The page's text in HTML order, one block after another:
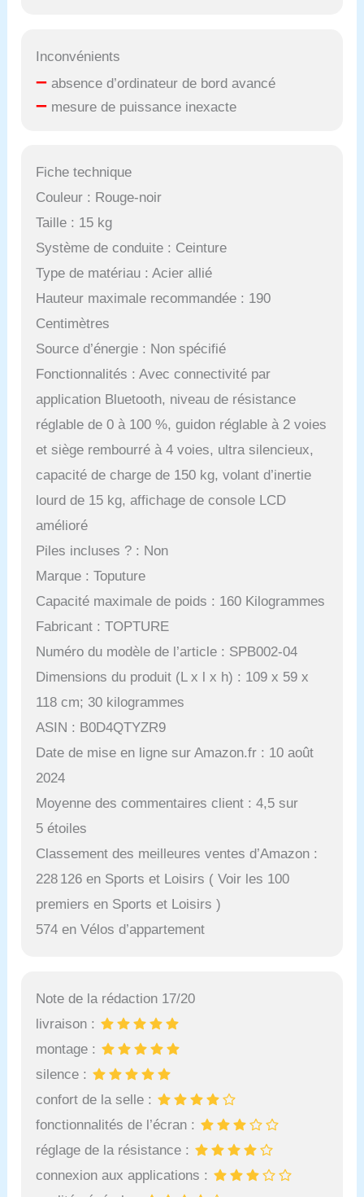
Inconvénients
– absence d’ordinateur de bord avancé
– mesure de puissance inexacte
Fiche technique
Couleur : Rouge-noir
Taille : 15 kg
Système de conduite : Ceinture
Type de matériau : Acier allié
Hauteur maximale recommandée : 190
Centimètres
Source d’énergie : Non spécifié
Fonctionnalités : Avec connectivité par
application Bluetooth, niveau de résistance
réglable de 0 à 100 %, guidon réglable à 2 voies
et siège rembourré à 4 voies, ultra silencieux,
capacité de charge de 150 kg, volant d’inertie
lourd de 15 kg, affichage de console LCD
amélioré
Piles incluses ? : Non
Marque : Toputure
Capacité maximale de poids : 160 Kilogrammes
Fabricant : TOPTURE
Numéro du modèle de l’article : SPB002-04
Dimensions du produit (L x l x h) : 109 x 59 x
118 cm; 30 kilogrammes
ASIN : B0D4QTYZR9
Date de mise en ligne sur Amazon.fr : 10 août
2024
Moyenne des commentaires client : 4,5 sur
5 étoiles
Classement des meilleures ventes d’Amazon :
228 126 en Sports et Loisirs ( Voir les 100
premiers en Sports et Loisirs )
574 en Vélos d’appartement
Note de la rédaction 17/20
livraison :
montage :
silence :
confort de la selle :
fonctionnalités de l’écran :
réglage de la résistance :
connexion aux applications :